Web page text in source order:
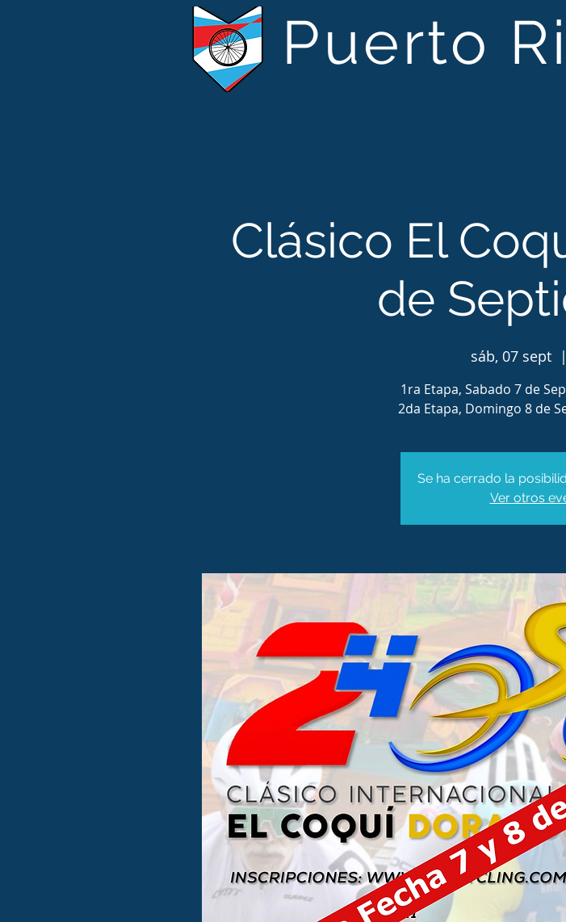
Puerto
Clásico El
de
sáb, 07 sept
  |
1ra Etapa, Sabado 7 de
2da Etapa, Domingo 8 de
Se ha cerrado la
Ver otros